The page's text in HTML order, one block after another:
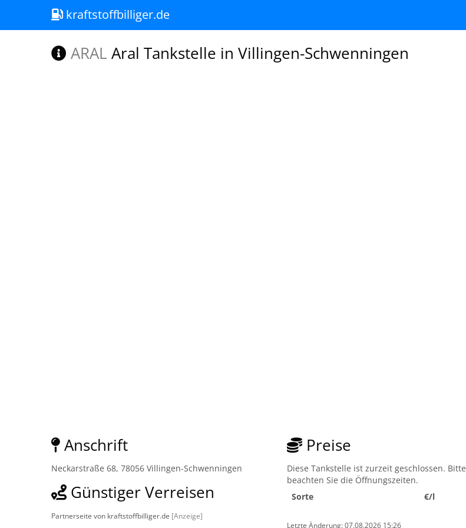
kraftstoffbilliger.de
ARAL Aral Tankstelle in Villingen-Schwenningen
Anschrift
Neckarstraße 68, 78056 Villingen-Schwenningen
Günstiger Verreisen
Partnerseite von kraftstoffbilliger.de [Anzeige]
Preise
Diese Tankstelle ist zurzeit geschlossen. Bitte
beachten Sie die Öffnungszeiten.
Sorte
€/l
Letzte Änderung: 07.08.2026 15:26